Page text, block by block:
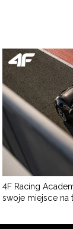
4F Racing
swoje miejsce na